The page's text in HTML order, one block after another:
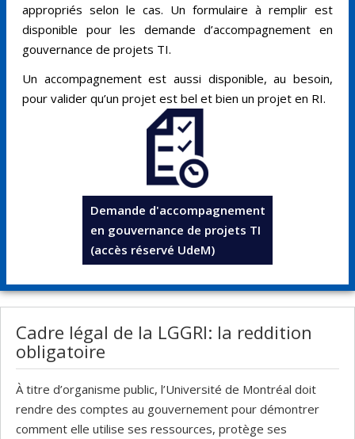
appropriés selon le cas. Un formulaire à remplir est
disponible pour les demande d’accompagnement en
gouvernance de projets TI.
Un accompagnement est aussi disponible, au besoin,
pour valider qu’un projet est bel et bien un projet en RI.
Demande d'accompagnement
en gouvernance de projets TI
(accès réservé UdeM)
Cadre légal de la LGGRI: la reddition
obligatoire
À titre d’organisme public, l’Université de Montréal doit
rendre des comptes au gouvernement pour démontrer
comment elle utilise ses ressources, protège ses